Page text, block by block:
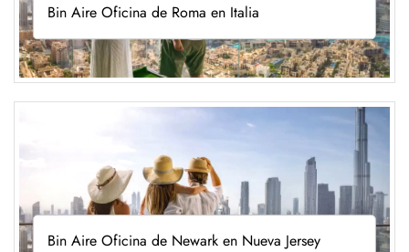
Bin Aire Oficina de Roma en Italia
Bin Aire Oficina de Newark en Nueva Jersey